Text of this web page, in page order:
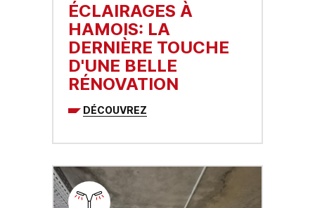
ÉCLAIRAGES À
HAMOIS: LA
DERNIÈRE TOUCHE
D'UNE BELLE
RÉNOVATION
DÉCOUVREZ